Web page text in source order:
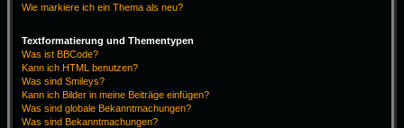
Wie markiere ich ein Thema als neu?
Textformatierung und Thementypen
Was ist BBCode?
Kann ich HTML benutzen?
Was sind Smileys?
Kann ich Bilder in meine Beiträge einfügen?
Was sind globale Bekanntmachungen?
Was sind Bekanntmachungen?